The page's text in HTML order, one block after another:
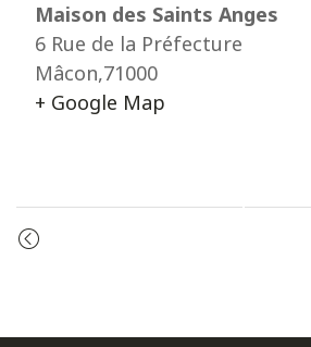
Maison des Saints Anges
6 Rue de la Préfecture
Mâcon,71000
+ Google Map
Event